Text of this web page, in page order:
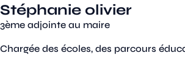
Stéphanie olivier
3ème adjointe au maire
Chargée des écoles, des parcours